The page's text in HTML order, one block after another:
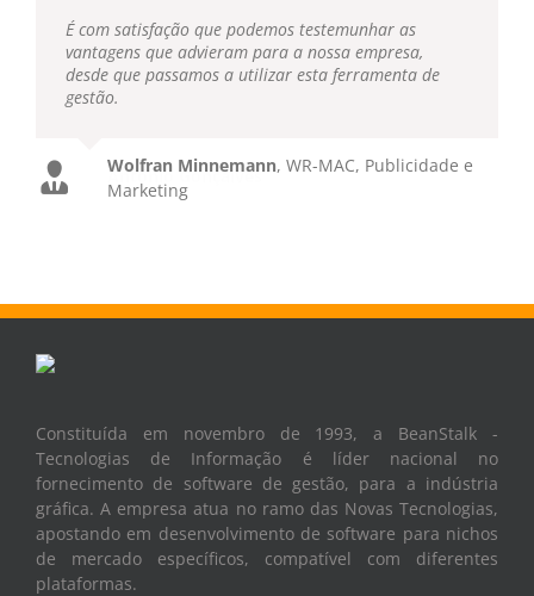
É com satisfação que podemos testemunhar as
vantagens que advieram para a nossa empresa,
desde que passamos a utilizar esta ferramenta de
gestão.
Wolfran Minnemann, WR-MAC, Publicidade e
Marketing
Constituída em novembro de 1993, a BeanStalk -
Tecnologias de Informação é líder nacional no
fornecimento de software de gestão, para a indústria
gráfica. A empresa atua no ramo das Novas Tecnologias,
apostando em desenvolvimento de software para nichos
de mercado específicos, compatível com diferentes
plataformas.